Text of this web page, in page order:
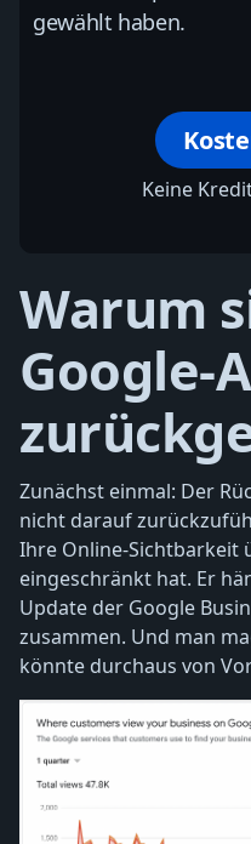
gewählt haben.
Keine
Warum
Google-
Zunächst einmal: Der
nicht darauf
Ihre Online-Sichtbarkeit
eingeschränkt hat. Er
Update der Google
zusammen. Und man
könnte durchaus von